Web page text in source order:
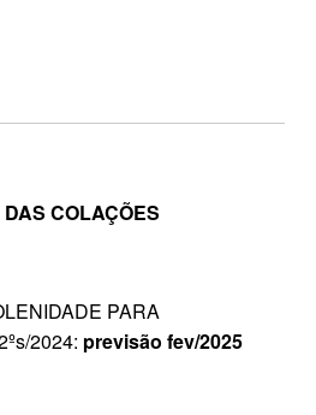
DAS COLAÇÕES
PARA
2024: previsão fev/2025